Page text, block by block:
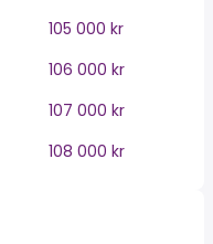
105 000 kr
106 000 kr
107 000 kr
108 000 kr